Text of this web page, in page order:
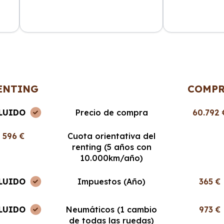
Precio de compra 60.792
596 €
Cuota orientativa del
renting (5 años con
10.000km/año)
Impuestos (Año) 365 €
Neumáticos (1 cambio
de todas las ruedas)
973 €